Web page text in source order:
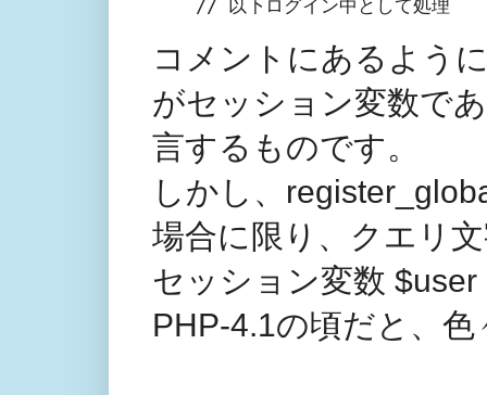
// 以下ログイン中として処理
コメントにあるよう
がセッション変数で
言するものです。
しかし、
場合に限り、クエリ
セッション変数
PHP-4.1の頃だと、